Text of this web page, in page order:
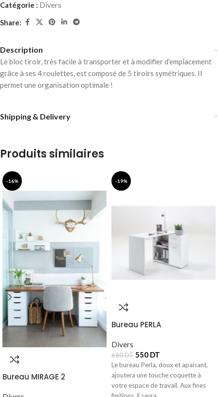
Catégorie : Divers
Share:
Description
Le bloc tiroir, très facile à transporter et à modifier d’emplacement
grâce à ses 4 roulettes, est composé de 5 tiroirs symétriques. Il
permet une organisation optimale !
Shipping & Delivery
Produits similaires
-16%
Bureau MIRAGE 2
-19%
Bureau PERLA
Divers
680DT550 DT
Le bureau Perla, doux et apaisant,
ajoutera une touche coquette à
votre espace de travail. Aux fines